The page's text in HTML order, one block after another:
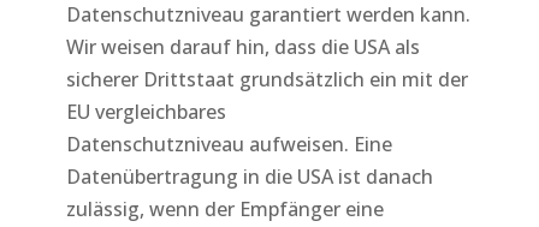
Datenschutzniveau garantiert werden kann.
Wir weisen darauf hin, dass die USA als
sicherer Drittstaat grundsätzlich ein mit der
EU vergleichbares
Datenschutzniveau aufweisen. Eine
Datenübertragung in die USA ist danach
zulässig, wenn der Empfänger eine